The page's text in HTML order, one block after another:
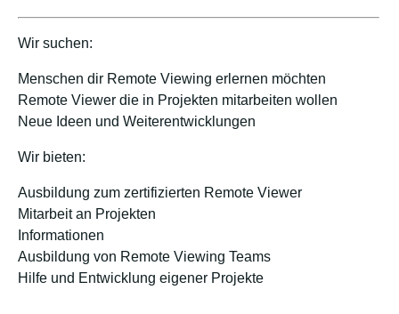
Wir suchen:
Menschen dir Remote Viewing erlernen möchten
Remote Viewer die in Projekten mitarbeiten wollen
Neue Ideen und Weiterentwicklungen
Wir bieten:
Ausbildung zum zertifizierten Remote Viewer
Mitarbeit an Projekten
Informationen
Ausbildung von Remote Viewing Teams
Hilfe und Entwicklung eigener Projekte